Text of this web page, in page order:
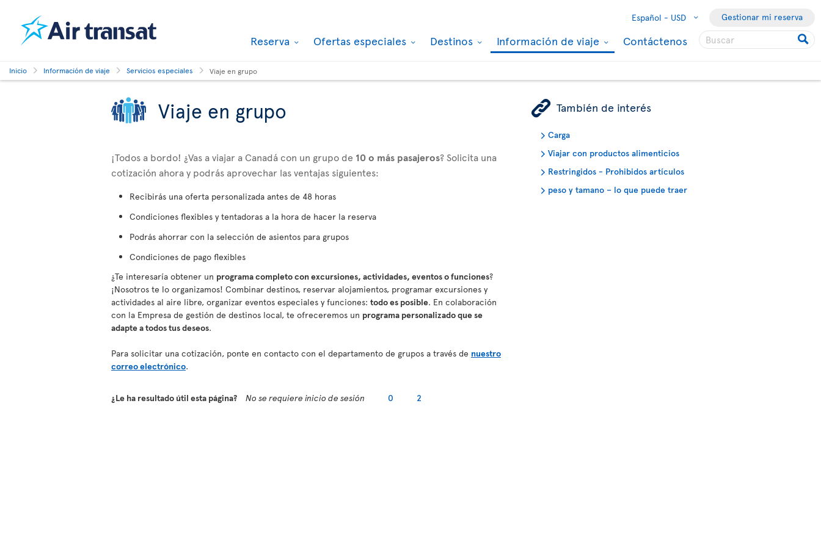
Español - USD Gestionar mi reserva
Reserva Ofertas especiales Destinos Información de viaje Contáctenos
Inicio Información de viaje Servicios especiales Viaje en grupo
Viaje en grupo
¡Todos a bordo! ¿Vas a viajar a Canadá con un grupo de 10 o más pasajeros? Solicita una
cotización ahora y podrás aprovechar las ventajas siguientes:
Recibirás una oferta personalizada antes de 48 horas
Condiciones flexibles y tentadoras a la hora de hacer la reserva
Podrás ahorrar con la selección de asientos para grupos
Condiciones de pago flexibles
¿Te interesaría obtener un programa completo con excursiones, actividades, eventos o funciones?
¡Nosotros te lo organizamos! Combinar destinos, reservar alojamientos, programar excursiones y
actividades al aire libre, organizar eventos especiales y funciones: todo es posible. En colaboración
con la Empresa de gestión de destinos local, te ofreceremos un programa personalizado que se
adapte a todos tus deseos.
Para solicitar una cotización, ponte en contacto con el departamento de grupos a través de nuestro
correo electrónico.
ÿ También de interés
Carga
Viajar con productos alimenticios
Restringidos - Prohibidos artículos
peso y tamano – lo que puede traer
¿Le ha resultado útil esta página? No se requiere inicio de sesión 0 2